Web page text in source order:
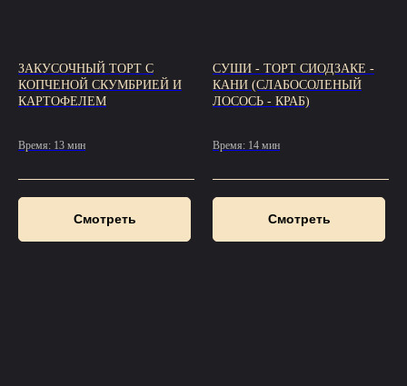
ЗАКУСОЧНЫЙ ТОРТ С
КОПЧЕНОЙ СКУМБРИЕЙ И
КАРТОФЕЛЕМ
Время: 13 мин
Смотреть
СУШИ - ТОРТ СИОДЗАКЕ -
КАНИ (СЛАБОСОЛЕНЫЙ
ЛОСОСЬ - КРАБ)
Время: 14 мин
Смотреть